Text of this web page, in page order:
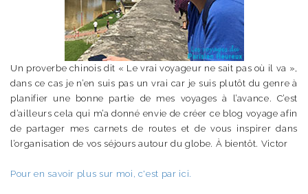
Un proverbe chinois dit « Le vrai voyageur ne sait pas où il va »,
dans ce cas je n’en suis pas un vrai car je suis plutôt du genre à
planifier une bonne partie de mes voyages à l’avance. C’est
d’ailleurs cela qui m’a donné envie de créer ce blog voyage afin
de partager mes carnets de routes et de vous inspirer dans
l’organisation de vos séjours autour du globe. À bientôt. Victor
Pour en savoir plus sur moi, c'est par ici.